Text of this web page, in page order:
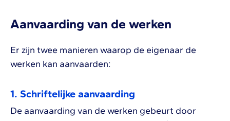
Aanvaarding van de werken
Er zijn twee manieren waarop de eigenaar de
werken kan aanvaarden:
1. Schriftelijke aanvaarding
De aanvaarding van de werken gebeurt door